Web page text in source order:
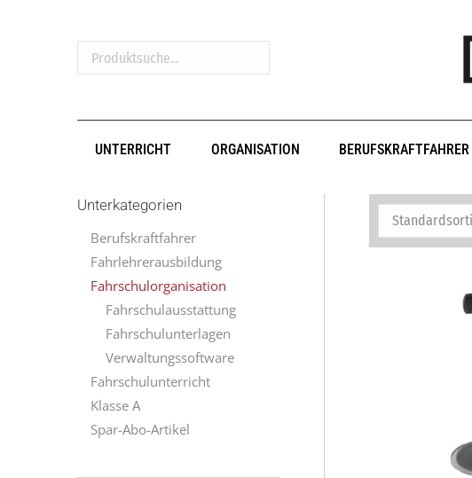
Produktsuche...
UNTERRICHT ORGANISATION BERUFSKRAFTFAHRER
Unterkategorien
Berufskraftfahrer
Fahrlehrerausbildung
Fahrschulorganisation
Fahrschulausstattung
Fahrschulunterlagen
Verwaltungssoftware
Fahrschulunterricht
Klasse A
Spar-Abo-Artikel